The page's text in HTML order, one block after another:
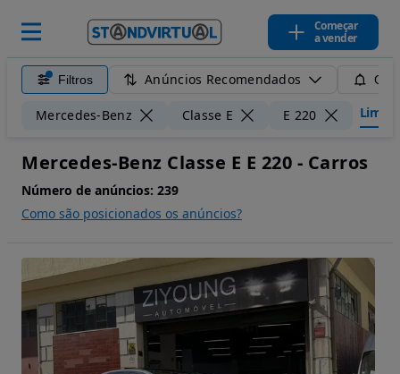
Começar
a vender
Filtros Anúncios Recomendados
Mercedes-Benz Classe E E 220
Mercedes-Benz Classe E E 220 - Carros
Número de anúncios: 239
Como são posicionados os anúncios?